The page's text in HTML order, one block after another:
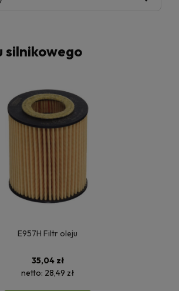
silnikowego
E957H Filtr oleju
35,04 zł
netto: 28,49 zł